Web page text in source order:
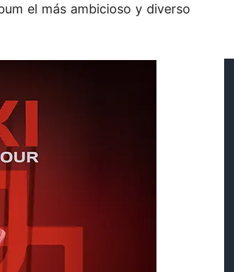
el más ambicioso y diverso